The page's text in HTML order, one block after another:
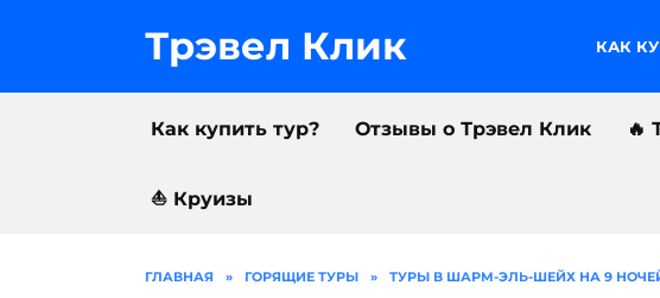
Трэвел Клик КАК
Как купить тур? Отзывы о Трэвел Клик 🔥
⛵️ Круизы
ГЛАВНАЯ » ГОРЯЩИЕ ТУРЫ » ТУРЫ В ШАРМ-ЭЛЬ-ШЕЙХ НА 9